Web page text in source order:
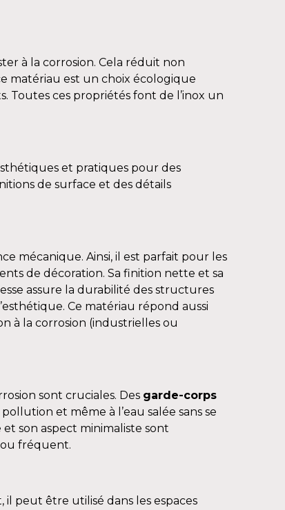
à la corrosion. Cela réduit non
matériau est un choix écologique
Toutes ces propriétés font de l’inox un
et pratiques pour des
de surface et des détails
mécanique. Ainsi, il est parfait pour les
de décoration. Sa finition nette et sa
assure la durabilité des structures
Ce matériau répond aussi
à la corrosion (industrielles ou
sont cruciales. Des garde-corps
et même à l’eau salée sans se
son aspect minimaliste sont
fréquent.
il peut être utilisé dans les espaces